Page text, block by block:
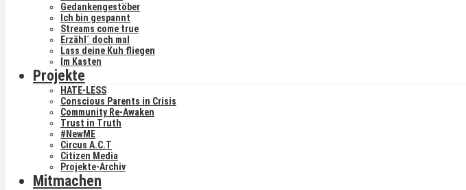
Gedankengestöber
Ich bin gespannt
Streams come true
Erzähl´ doch mal
Lass deine Kuh fliegen
Im Kasten
Projekte
HATE-LESS
Conscious Parents in Crisis
Community Re-Awaken
Trust in Truth
#NewME
Circus A.C.T
Citizen Media
Projekte-Archiv
Mitmachen